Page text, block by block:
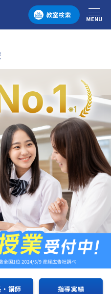
教室検索
メニュー
MENU
講師 指導実績